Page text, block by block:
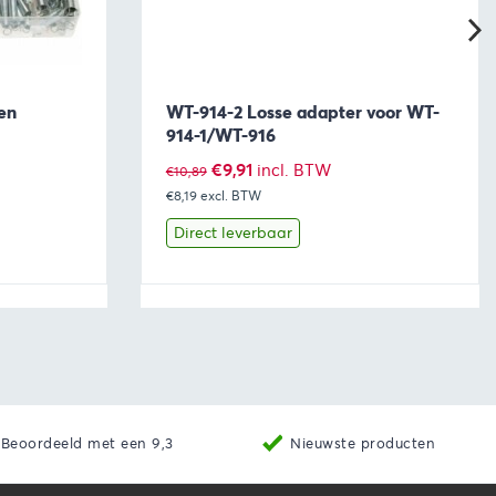
WT-914-2 Losse adapter voor WT-
914-1/WT-916
€10,89 Oorspronkelijke
prijs
was:
€9,91Huidige
prijs
is:
incl. BTW
€8,19 excl. BTW
Direct leverbaar
Beoordeeld met een 9,3 Nieuwste producten